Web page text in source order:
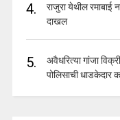
4.
राजुरा येथील रमाबाई
दाखल
5.
अवैधरित्या गांजा
पोलिसाची धाडकेदार